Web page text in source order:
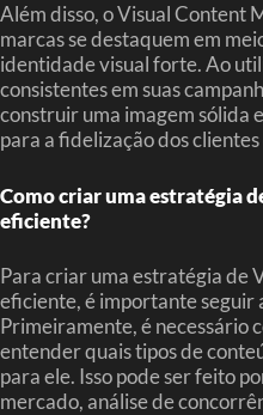
Além disso, o Visual Content
marcas se destaquem em
identidade visual forte. Ao
consistentes em suas
construir uma imagem sólida
para a fidelização dos
Como criar uma estratégia
eficiente?
Para criar uma estratégia de
eficiente, é importante seguir
Primeiramente, é necessário
entender quais tipos de
para ele. Isso pode ser feito
mercado, análise de